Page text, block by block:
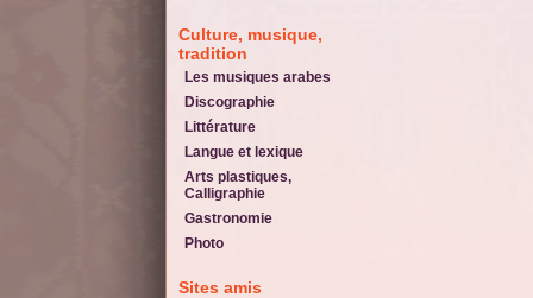
Culture, musique,
tradition
Les musiques arabes
Discographie
Littérature
Langue et lexique
Arts plastiques,
Calligraphie
Gastronomie
Photo
Sites amis